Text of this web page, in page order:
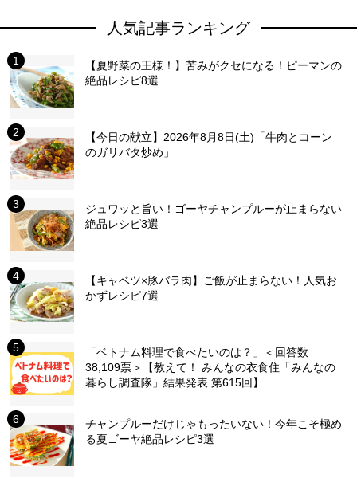
人気記事ランキング
【夏野菜の王様！】苦みがクセになる！ピーマンの
絶品レシピ8選
【今日の献立】2026年8月8日(土)「牛肉とコーン
のガリバタ炒め」
ジュワッと旨い！ゴーヤチャンプルーが止まらない
絶品レシピ3選
【キャベツ×豚バラ肉】ご飯が止まらない！人気お
かずレシピ7選
「ベトナム料理で食べたいのは？」＜回答数
38,109票＞【教えて！ みんなの衣食住「みんなの
暮らし調査隊」結果発表 第615回】
チャンプルーだけじゃもったいない！今年こそ極め
る夏ゴーヤ絶品レシピ3選